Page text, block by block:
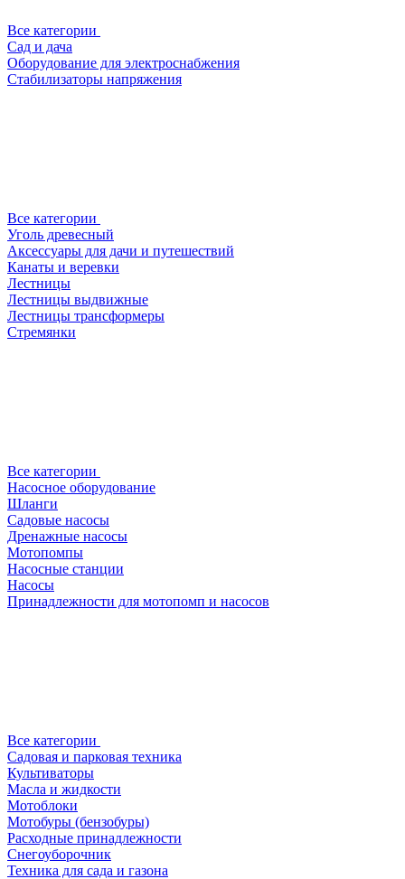
Все категории
Сад и дача
Оборудование для электроснабжения
Стабилизаторы напряжения
Все категории
Уголь древесный
Аксессуары для дачи и путешествий
Канаты и веревки
Лестницы
Лестницы выдвижные
Лестницы трансформеры
Стремянки
Все категории
Насосное оборудование
Шланги
Садовые насосы
Дренажные насосы
Мотопомпы
Насосные станции
Насосы
Принадлежности для мотопомп и насосов
Все категории
Садовая и парковая техника
Культиваторы
Масла и жидкости
Мотоблоки
Мотобуры (бензобуры)
Расходные принадлежности
Снегоуборочник
Техника для сада и газона